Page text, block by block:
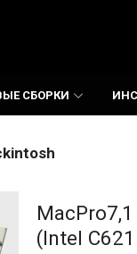
СБОРКИ
(Intel